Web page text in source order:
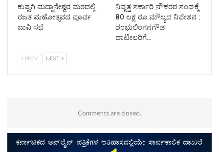
ಕುಷ್ಟಗಿ ಮದ್ದಾನೇಶ್ವರ ಮಠದಲ್ಲಿ
ರಜತ ಮಹೋತ್ಸವದ ಪೂರ್ವ
ಬಾವಿ ಸಭೆ
ನಿವೃತ್ತ ಸರ್ಕಾರಿ ನೌಕರರ ಸಂಘಕ್ಕೆ
80 ಲಕ್ಷ ರೂ.ಮೌಲ್ಯದ ನಿವೇಶನ :
ಶಂಭುಲಿಂಗನಗೌಡ
ಪಾಟೀಲರಿಗೆ…
PREV NEXT
Comments are closed.